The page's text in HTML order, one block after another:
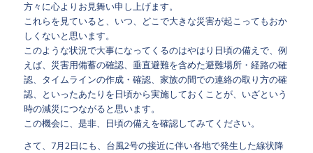
方々に心よりお見舞い申し上げます。
これらを見ていると、いつ、どこで大きな災害が起こってもおか
しくないと思います。
このような状況で大事になってくるのはやはり日頃の備えで、例
えば、災害用備蓄の確認、垂直避難を含めた避難場所・経路の確
認、タイムラインの作成・確認、家族の間での連絡の取り方の確
認、といったあたりを日頃から実施しておくことが、いざという
時の減災につながると思います。
この機会に、是非、日頃の備えを確認してみてください。
さて、7月2日にも、台風2号の接近に伴い各地で発生した線状降